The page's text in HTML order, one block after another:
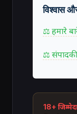
विश्वास
⚖ हमारे
⚖
18+